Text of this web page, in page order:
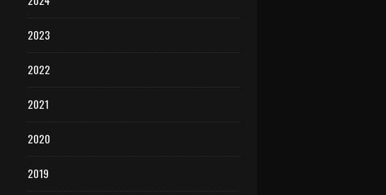
2023
2022
2021
2020
2019